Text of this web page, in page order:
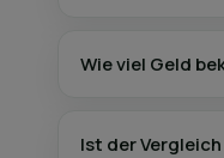
Wie viel Geld
Ist der